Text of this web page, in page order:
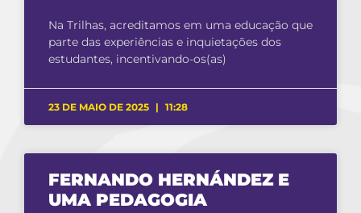
Na Trilhas, acreditamos em uma educação que
parte das experiências e inquietações dos
estudantes, incentivando-os(as)
23 DE MAIO DE 2025 11:28
FERNANDO HERNÁNDEZ E
UMA PEDAGOGIA